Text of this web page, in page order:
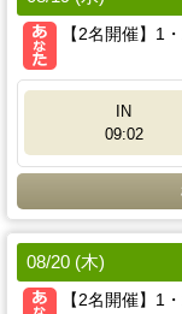
【2名開催】1
IN
09:02
08/20 (木)
【2名開催】1